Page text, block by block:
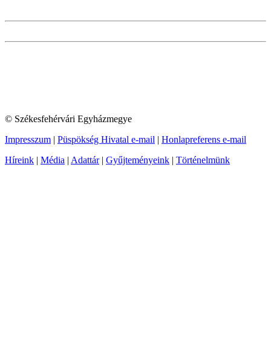
© Székesfehérvári Egyházmegye
Impresszum | Püspökség Hivatal e-mail | Honlapreferens e-mail
Híreink | Média | Adattár| Gyűjteményeink | Történelmünk